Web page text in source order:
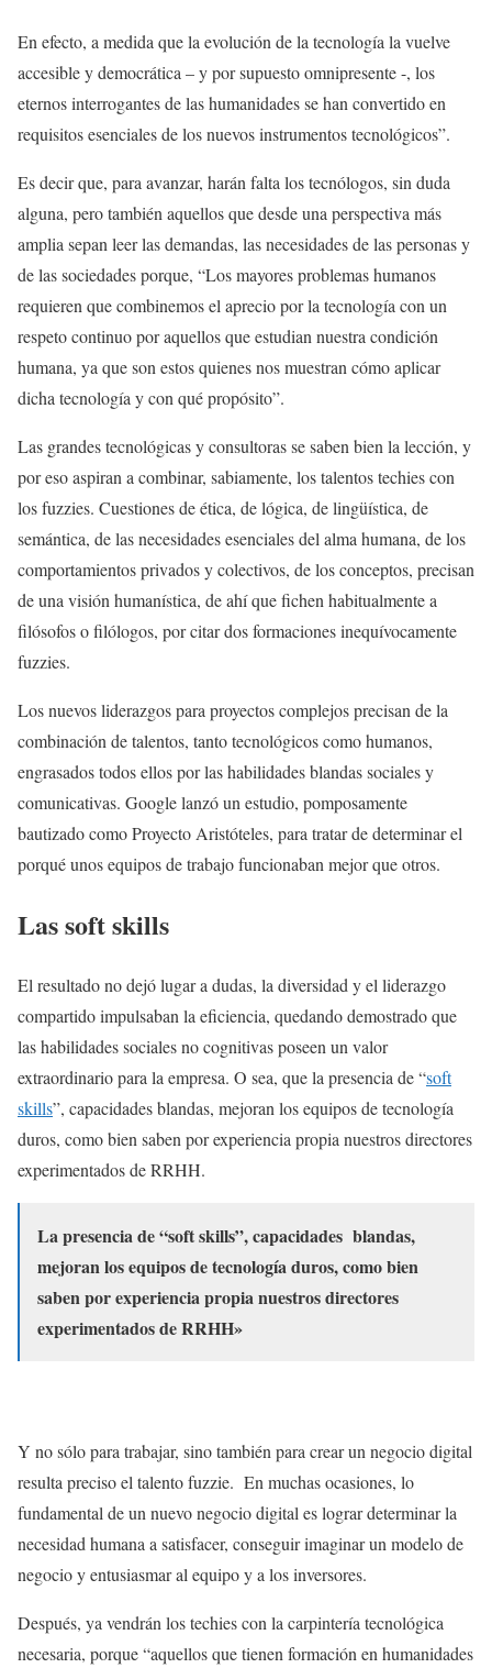
En efecto, a medida que la evolución de la tecnología la vuelve
accesible y democrática – y por supuesto omnipresente -, los
eternos interrogantes de las humanidades se han convertido en
requisitos esenciales de los nuevos instrumentos tecnológicos”.
Es decir que, para avanzar, harán falta los tecnólogos, sin duda
alguna, pero también aquellos que desde una perspectiva más
amplia sepan leer las demandas, las necesidades de las personas y
de las sociedades porque, “Los mayores problemas humanos
requieren que combinemos el aprecio por la tecnología con un
respeto continuo por aquellos que estudian nuestra condición
humana, ya que son estos quienes nos muestran cómo aplicar
dicha tecnología y con qué propósito”.
Las grandes tecnológicas y consultoras se saben bien la lección, y
por eso aspiran a combinar, sabiamente, los talentos techies con
los fuzzies. Cuestiones de ética, de lógica, de lingüística, de
semántica, de las necesidades esenciales del alma humana, de los
comportamientos privados y colectivos, de los conceptos, precisan
de una visión humanística, de ahí que fichen habitualmente a
filósofos o filólogos, por citar dos formaciones inequívocamente
fuzzies.
Los nuevos liderazgos para proyectos complejos precisan de la
combinación de talentos, tanto tecnológicos como humanos,
engrasados todos ellos por las habilidades blandas sociales y
comunicativas. Google lanzó un estudio, pomposamente
bautizado como Proyecto Aristóteles, para tratar de determinar el
porqué unos equipos de trabajo funcionaban mejor que otros.
Las soft skills
El resultado no dejó lugar a dudas, la diversidad y el liderazgo
compartido impulsaban la eficiencia, quedando demostrado que
las habilidades sociales no cognitivas poseen un valor
extraordinario para la empresa. O sea, que la presencia de “soft
skills”, capacidades blandas, mejoran los equipos de tecnología
duros, como bien saben por experiencia propia nuestros directores
experimentados de RRHH.
La presencia de “soft skills”, capacidades blandas,
mejoran los equipos de tecnología duros, como bien
saben por experiencia propia nuestros directores
experimentados de RRHH»
Y no sólo para trabajar, sino también para crear un negocio digital
resulta preciso el talento fuzzie. En muchas ocasiones, lo
fundamental de un nuevo negocio digital es lograr determinar la
necesidad humana a satisfacer, conseguir imaginar un modelo de
negocio y entusiasmar al equipo y a los inversores.
Después, ya vendrán los techies con la carpintería tecnológica
necesaria, porque “aquellos que tienen formación en humanidades